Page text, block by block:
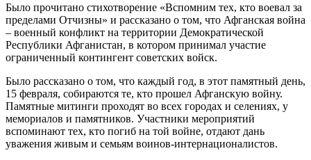
Было прочитано стихотворение «Вспомним тех, кто воевал за
пределами Отчизны» и рассказано о том, что Афганская война
– военный конфликт на территории Демократической
Республики Афганистан, в котором принимал участие
ограниченный контингент советских войск.
Было рассказано о том, что каждый год, в этот памятный день,
15 февраля, собираются те, кто прошел Афганскую войну.
Памятные митинги проходят во всех городах и селениях, у
мемориалов и памятников. Участники мероприятий
вспоминают тех, кто погиб на той войне, отдают дань
уважения живым и семьям воинов-интернационалистов.